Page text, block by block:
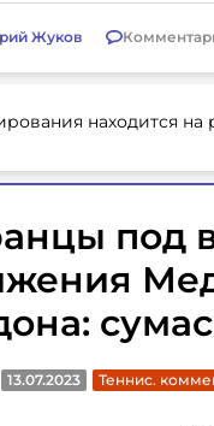
Жуков
находится на
под
13.07.2023 Теннис.